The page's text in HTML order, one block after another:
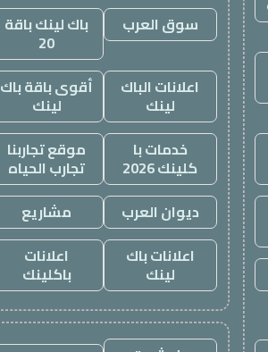
سوق العرب
باك لينك باقة
20
اعلانات الباك
لينك
أقوى باقة باك
لينك
خدمات با
كلينك 2026
موقع تجاربنا
تجارب الحياه
ديوان العرب
مشاريع
اعلانات باك
لينك
اعلانات
باكلينك